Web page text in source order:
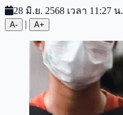
28 มิ.ย. 2568 เวลา 11:27 น.
A- | A+